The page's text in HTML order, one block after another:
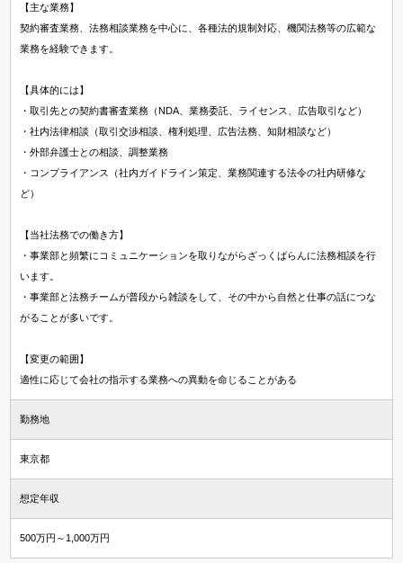
【主な業務】
契約審査業務、法務相談業務を中心に、各種法的規制対応、機関法務等の広範な
業務を経験できます。
【具体的には】
・取引先との契約書審査業務（NDA、業務委託、ライセンス、広告取引など）
・社内法律相談（取引交渉相談、権利処理、広告法務、知財相談など）
・外部弁護士との相談、調整業務
・コンプライアンス（社内ガイドライン策定、業務関連する法令の社内研修な
ど）
【当社法務での働き方】
・事業部と頻繁にコミュニケーションを取りながらざっくばらんに法務相談を行
います。
・事業部と法務チームが普段から雑談をして、その中から自然と仕事の話につな
がることが多いです。
【変更の範囲】
適性に応じて会社の指示する業務への異動を命じることがある
勤務地
東京都
想定年収
500万円～1,000万円